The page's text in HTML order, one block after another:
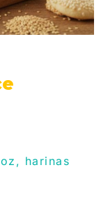
harinas